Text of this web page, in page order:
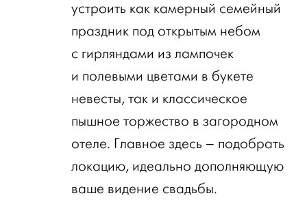
устроить как камерный семейный
праздник под открытым небом
с гирляндами из лампочек
и полевыми цветами в букете
невесты, так и классическое
пышное торжество в загородном
отеле. Главное здесь – подобрать
локацию, идеально дополняющую
ваше видение свадьбы.